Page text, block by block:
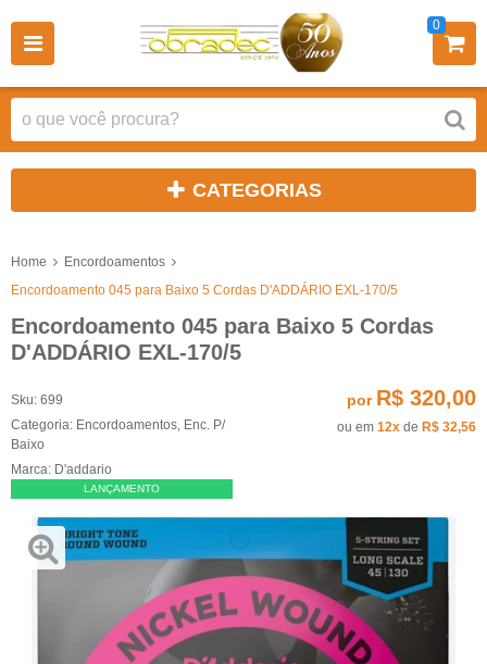
0
CATEGORIAS
Home
Encordoamentos
Encordoamento 045 para Baixo 5 Cordas D'ADDÁRIO EXL-170/5
Encordoamento 045 para Baixo 5 Cordas
D'ADDÁRIO EXL-170/5
Sku: 699
Categoria: Encordoamentos Enc. P/
Baixo
Marca: D'addario
LANÇAMENTO
por R$ 320,00
ou em 12x de R$ 32,56